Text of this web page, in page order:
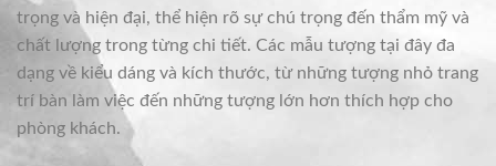
trọng và hiện đại, thể hiện rõ sự chú trọng đến thẩm mỹ và
chất lượng trong từng chi tiết. Các mẫu tượng tại đây đa
dạng về kiểu dáng và kích thước, từ những tượng nhỏ trang
trí bàn làm việc đến những tượng lớn hơn thích hợp cho
phòng khách.